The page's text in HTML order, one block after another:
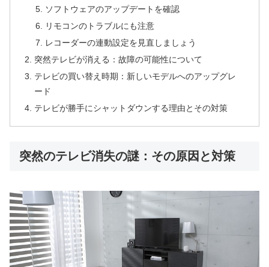
ソフトウェアのアップデートを確認
リモコンのトラブルにも注意
レコーダーの連動設定を見直しましょう
突然テレビが消える：故障の可能性について
テレビの買い替え時期：新しいモデルへのアップグレ
ード
テレビが勝手にシャットダウンする理由とその対策
突然のテレビ消失の謎：その原因と対策